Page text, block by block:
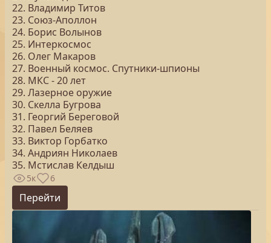
22. Владимир Титов
23. Союз-Аполлон
24. Борис Волынов
25. Интеркосмос
26. Олег Макаров
27. Военный космос. Спутники-шпионы
28. МКС - 20 лет
29. Лазерное оружие
30. Скелла Бугрова
31. Георгий Береговой
32. Павел Беляев
33. Виктор Горбатко
34. Андриян Николаев
35. Мстислав Келдыш
5к 6
Перейти